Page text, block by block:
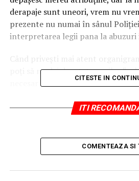
derapaje sunt uneori, vrem nu
prezente nu numai în sânul
interpretarea legii pana la abuzuri
Când priveşti mai atent
poţi să nu dai dreptate gurilor
necesar un
“Serviciu resurse
însăşi Poliţia Locală este un
La nivelul Politiei Locale
măsuri suplimentare pentru
CITESTE IN
ITI
COMENTEAZA SI